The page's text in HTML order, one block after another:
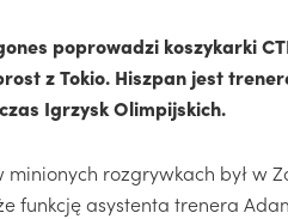
poprowadzi koszykarki
z Tokio. Hiszpan jest
Igrzysk Olimpijskich.
minionych rozgrywkach był w
funkcję asystenta trenera